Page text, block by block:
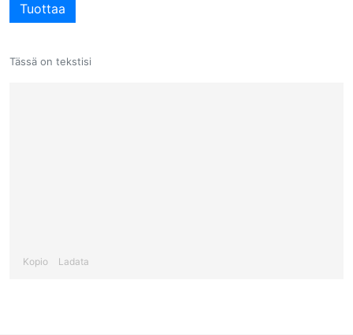
Tässä on tekstisi
Kopio Ladata
Tuottaa